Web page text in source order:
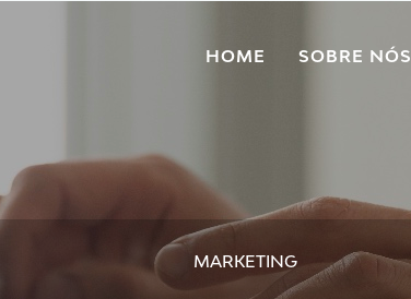
HOME SOBRE NÓS
MARKETING